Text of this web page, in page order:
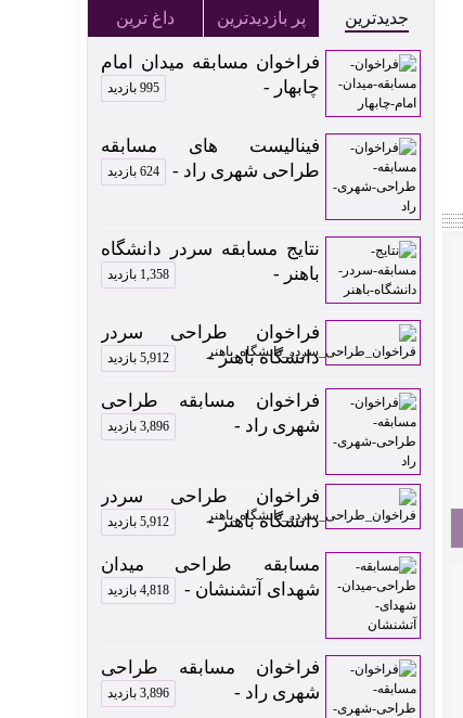
جدیدترین پر بازدیدترین داغ ترین
فراخوان مسابقه میدان امام
چابهار -
995 بازدید
فینالیست های مسابقه
طراحی شهری راد -
624 بازدید
نتایج مسابقه سردر دانشگاه
باهنر -
1,358 بازدید
فراخوان طراحی سردر
دانشگاه باهنر -
5,912 بازدید
فراخوان مسابقه طراحی
شهری راد -
3,896 بازدید
فراخوان طراحی سردر
دانشگاه باهنر -
5,912 بازدید
مسابقه طراحی میدان
شهدای آتشنشان -
4,818 بازدید
فراخوان مسابقه طراحی
شهری راد -
3,896 بازدید